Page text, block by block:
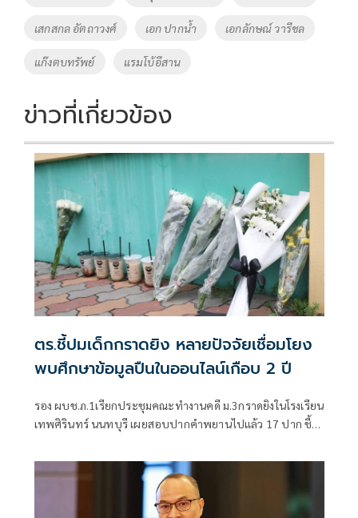
เสกสกล อัตถาวงศ์ เอก ปากน้ำ เอกลักษณ์ วารีชล
แก๊งตบทรัพย์ แรมโบ้อีสาน
ข่าวที่เกี่ยวข้อง
ตร.ชี้ปมเด็กกราดยิง หลายปัจจัยเชื่อมโยง
พบศึกษาข้อมูลปืนในออนไลน์เกือบ 2 ปี
รอง ผบช.ภ.1เรียกประชุมคณะทำงานคดี ม.3กราดยิงในโรงเรียน
เทพศิรินทร์ นนทบุรี เผยสอบปากคำพยานไปแล้ว 17 ปาก ชี้
เพื่อน เสพสื่อโซเชียล พบเคยสั่งซื้อปืนบีบีกันทางออนไลน์มา
โรงเรียนแต่ถูกครูยึด เร่งตรวจสอบมือถือ-คอมพิวเตอร์ โยงเหตุ